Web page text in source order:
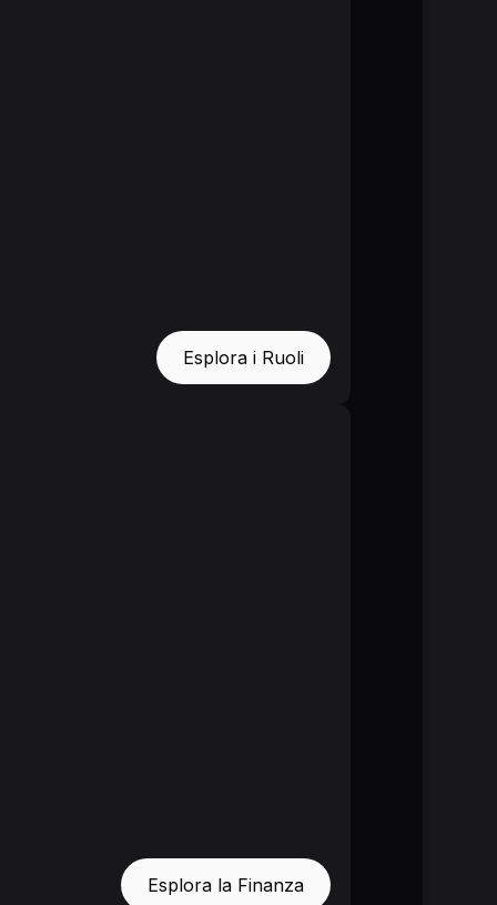
Esplora i Ruoli
Esplora la Finanza